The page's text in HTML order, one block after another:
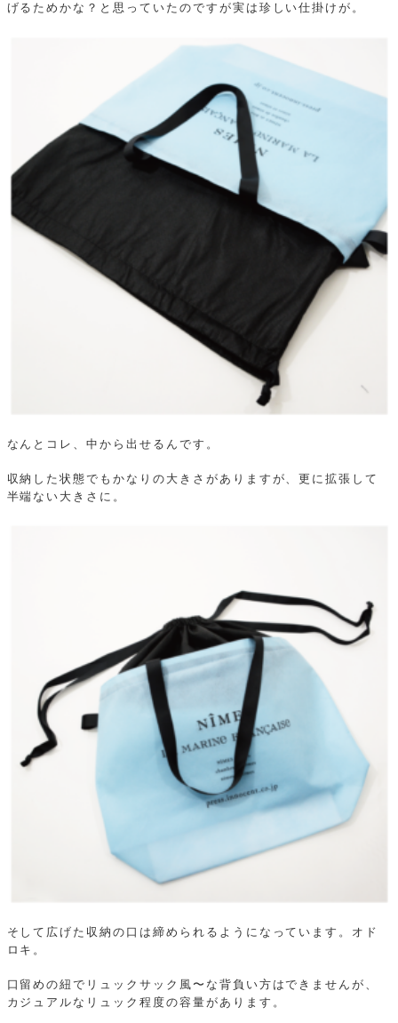
げるためかな？と思っていたのですが実は珍しい仕掛けが。
なんとコレ、中から出せるんです。
収納した状態でもかなりの大きさがありますが、更に拡張して
半端ない大きさに。
そして広げた収納の口は締められるようになっています。オド
ロキ。
口留めの紐でリュックサック風〜な背負い方はできませんが、
カジュアルなリュック程度の容量があります。